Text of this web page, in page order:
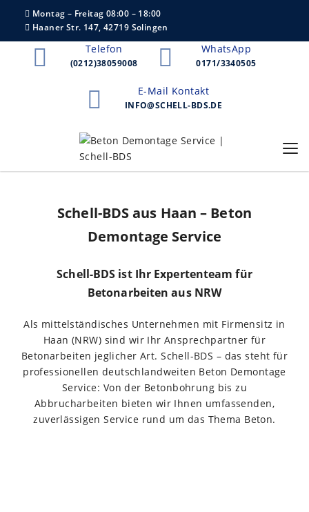
Montag – Freitag 08:00 – 18:00
Haaner Str. 147, 42719 Solingen
Telefon
(0212)38059008
WhatsApp
0171/3340505
E-Mail Kontakt
INFO@SCHELL-BDS.DE
Schell-BDS aus Haan – Beton
Demontage Service
Schell-BDS ist Ihr Expertenteam für
Betonarbeiten aus NRW
Als mittelständisches Unternehmen mit Firmensitz in
Haan (NRW) sind wir Ihr Ansprechpartner für
Betonarbeiten jeglicher Art. Schell-BDS – das steht für
professionellen deutschlandweiten Beton Demontage
Service: Von der Betonbohrung bis zu
Abbrucharbeiten bieten wir Ihnen umfassenden,
zuverlässigen Service rund um das Thema Beton.